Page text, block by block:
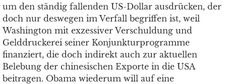
um den ständig fallenden US-Dollar ausdrücken, der
doch nur deswegen im Verfall begriffen ist, weil
Washington mit exzessiver Verschuldung und
Gelddruckerei seiner Konjunkturprogramme
finanziert, die doch indirekt auch zur aktuellen
Belebung der chinesischen Exporte in die USA
beitragen. Obama wiederum will auf eine